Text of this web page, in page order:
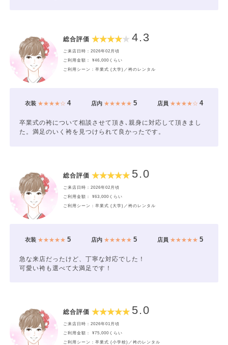
総合評価 4.3
ご来店日時：2026年02月頃
ご利用金額： ¥46,000くらい
ご利用シーン：卒業式 (大学)／袴のレンタル
衣装★★★★☆ 4 店内★★★★★ 5 店員 ★★★★☆4
卒業式の袴について相談させて頂き､親身に対応して頂きまし
た。満足のいく袴を見つけられて良かったです。
総合評価 5.0
ご来店日時：2026年02月頃
ご利用金額： ¥63,000くらい
ご利用シーン：卒業式 (大学)／袴のレンタル
衣装★★★★★ 5 店内★★★★★ 5 店員 ★★★★★5
急な来店だったけど、丁寧な対応でした！
可愛い袴も選べて大満足です！
総合評価 5.0
ご来店日時：2026年01月頃
ご利用金額： ¥75,000くらい
ご利用シーン：卒業式 (小学校)／袴のレンタル